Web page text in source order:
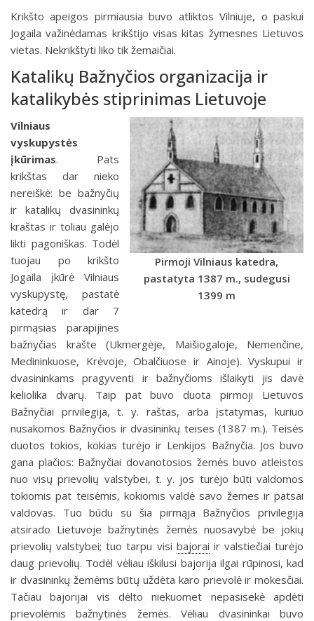
Krikšto apeigos pirmiausia buvo atliktos Vilniuje, o paskui
Jogaila važinėdamas krikštijo visas kitas žymesnes Lietuvos
vietas. Nekrikštyti liko tik žemaičiai.
Katalikų Bažnyčios organizacija ir
katalikybės stiprinimas Lietuvoje
Pirmoji Vilniaus katedra,
pastatyta 1387 m., sudegusi
1399 m
Vilniaus
vyskupystės
įkūrimas. Pats
krikštas dar nieko
nereiškė: be bažnyčių
ir katalikų dvasininkų
kraštas ir toliau galėjo
likti pagoniškas. Todėl
tuojau po krikšto
Jogaila įkūrė Vilniaus
vyskupystę, pastatė
katedrą ir dar 7
pirmąsias parapijines
bažnyčias krašte (Ukmergėje, Maišiogaloje, Nemenčine,
Medininkuose, Krėvoje, Obalčiuose ir Ainoje). Vyskupui ir
dvasininkams pragyventi ir bažnyčioms išlaikyti jis davė
keliolika dvarų. Taip pat buvo duota pirmoji Lietuvos
Bažnyčiai privilegija, t. y. raštas, arba įstatymas, kuriuo
nusakomos Bažnyčios ir dvasininkų teises (1387 m.). Teisės
duotos tokios, kokias turėjo ir Lenkijos Bažnyčia. Jos buvo
gana plačios: Bažnyčiai dovanotosios žemės buvo atleistos
nuo visų prievolių valstybei, t. y. jos turėjo būti valdomos
tokiomis pat teisėmis, kokiomis valdė savo žemes ir patsai
valdovas. Tuo būdu su šia pirmąja Bažnyčios privilegija
atsirado Lietuvoje bažnytinės žemės nuosavybė be jokių
prievolių valstybei; tuo tarpu visi bajorai ir valstiečiai turėjo
daug prievolių. Todėl vėliau iškilusi bajorija ilgai rūpinosi, kad
ir dvasininkų žemėms būtų uždėta karo prievolė ir mokesčiai.
Tačiau bajorijai vis dėlto niekuomet nepasisekė apdėti
prievolėmis bažnytinės žemės. Vėliau dvasininkai buvo